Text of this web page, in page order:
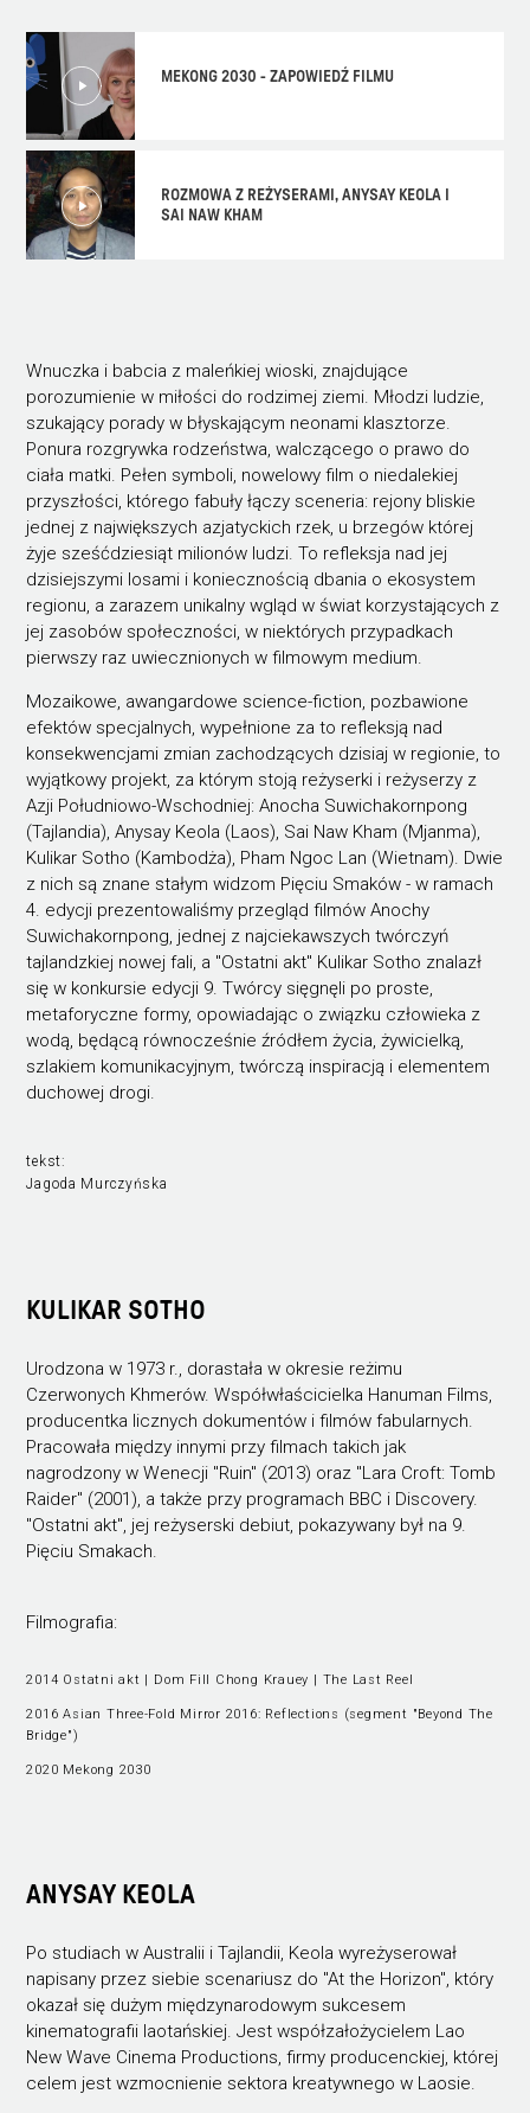
MEKONG 2030 - ZAPOWIEDŹ FILMU
ROZMOWA Z REŻYSERAMI, ANYSAY KEOLA I
SAI NAW KHAM
Wnuczka i babcia z maleńkiej wioski, znajdujące
porozumienie w miłości do rodzimej ziemi. Młodzi ludzie,
szukający porady w błyskającym neonami klasztorze.
Ponura rozgrywka rodzeństwa, walczącego o prawo do
ciała matki. Pełen symboli, nowelowy film o niedalekiej
przyszłości, którego fabuły łączy sceneria: rejony bliskie
jednej z największych azjatyckich rzek, u brzegów której
żyje sześćdziesiąt milionów ludzi. To refleksja nad jej
dzisiejszymi losami i koniecznością dbania o ekosystem
regionu, a zarazem unikalny wgląd w świat korzystających z
jej zasobów społeczności, w niektórych przypadkach
pierwszy raz uwiecznionych w filmowym medium.
Mozaikowe, awangardowe science-fiction, pozbawione
efektów specjalnych, wypełnione za to refleksją nad
konsekwencjami zmian zachodzących dzisiaj w regionie, to
wyjątkowy projekt, za którym stoją reżyserki i reżyserzy z
Azji Południowo-Wschodniej: Anocha Suwichakornpong
(Tajlandia), Anysay Keola (Laos), Sai Naw Kham (Mjanma),
Kulikar Sotho (Kambodża), Pham Ngoc Lan (Wietnam). Dwie
z nich są znane stałym widzom Pięciu Smaków - w ramach
4. edycji prezentowaliśmy przegląd filmów Anochy
Suwichakornpong, jednej z najciekawszych twórczyń
tajlandzkiej nowej fali, a "Ostatni akt" Kulikar Sotho znalazł
się w konkursie edycji 9. Twórcy sięgnęli po proste,
metaforyczne formy, opowiadając o związku człowieka z
wodą, będącą równocześnie źródłem życia, żywicielką,
szlakiem komunikacyjnym, twórczą inspiracją i elementem
duchowej drogi.
tekst:
Jagoda Murczyńska
KULIKAR SOTHO
Urodzona w 1973 r., dorastała w okresie reżimu
Czerwonych Khmerów. Współwłaścicielka Hanuman Films,
producentka licznych dokumentów i filmów fabularnych.
Pracowała między innymi przy filmach takich jak
nagrodzony w Wenecji "Ruin" (2013) oraz "Lara Croft: Tomb
Raider" (2001), a także przy programach BBC i Discovery.
"Ostatni akt", jej reżyserski debiut, pokazywany był na 9.
Pięciu Smakach.
Filmografia:
2014 Ostatni akt | Dom Fill Chong Krauey | The Last Reel
2016 Asian Three-Fold Mirror 2016: Reflections (segment "Beyond The
Bridge")
2020 Mekong 2030
ANYSAY KEOLA
Po studiach w Australii i Tajlandii, Keola wyreżyserował
napisany przez siebie scenariusz do "At the Horizon", który
okazał się dużym międzynarodowym sukcesem
kinematografii laotańskiej. Jest współzałożycielem Lao
New Wave Cinema Productions, firmy producenckiej, której
celem jest wzmocnienie sektora kreatywnego w Laosie.